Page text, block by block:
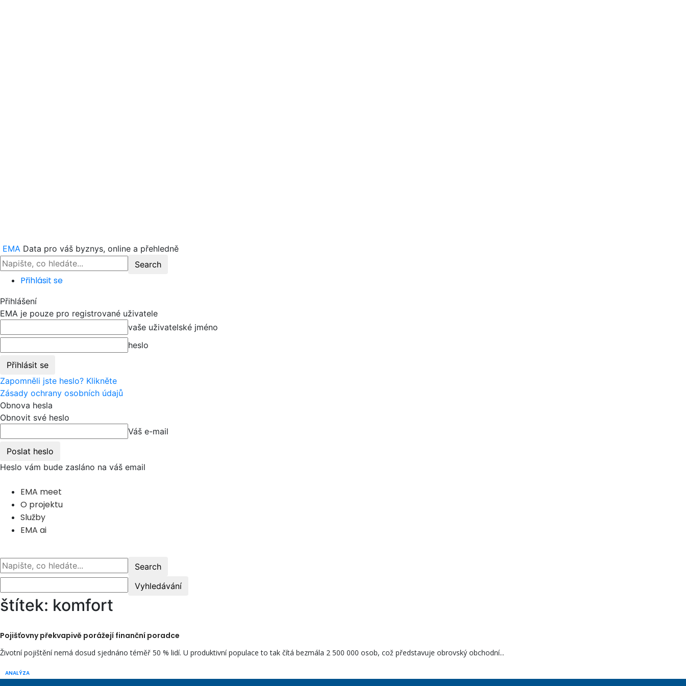
EMA Data pro váš byznys, online a přehledně
Přihlásit se
Přihlášení
EMA je pouze pro registrované uživatele
vaše uživatelské jméno
heslo
Zapomněli jste heslo? Klikněte
Zásady ochrany osobních údajů
Obnova hesla
Obnovit své heslo
Váš e-mail
Heslo vám bude zasláno na váš email
EMA meet
O projektu
Služby
EMA ai
štítek: komfort
Pojišťovny překvapivě porážejí finanční poradce
ANALÝZA
Životní pojištění nemá dosud sjednáno téměř 50 % lidí. U produktivní populace to tak čítá bezmála 2 500 000 osob, což představuje obrovský obchodní...